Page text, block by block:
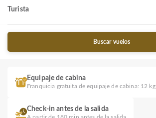
Turista
Buscar vuelos
Equipaje de cabina
Franquicia gratuita de equipaje de cabina: 12 kg
Check-in antes de la salida